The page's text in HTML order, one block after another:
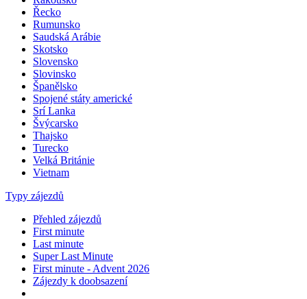
Řecko
Rumunsko
Saudská Arábie
Skotsko
Slovensko
Slovinsko
Španělsko
Spojené státy americké
Srí Lanka
Švýcarsko
Thajsko
Turecko
Velká Británie
Vietnam
Typy zájezdů
Přehled zájezdů
First minute
Last minute
Super Last Minute
First minute - Advent 2026
Zájezdy k doobsazení